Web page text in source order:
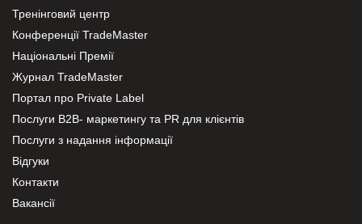
Тренінговий центр
Конференції TradeMaster
Національні Премії
Журнал TradeMaster
Портал про Private Label
Послуги В2В- маркетингу та PR для клієнтів
Послуги з надання інформації
Відгуки
Контакти
Вакансії